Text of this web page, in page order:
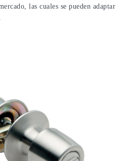
las cuales se pueden adaptar